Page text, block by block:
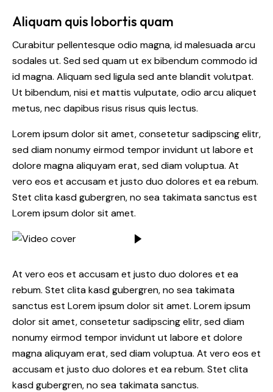
Aliquam quis lobortis quam
Curabitur pellentesque odio magna, id malesuada arcu
sodales ut. Sed sed quam ut ex bibendum commodo id
id magna. Aliquam sed ligula sed ante blandit volutpat.
Ut bibendum, nisi et mattis vulputate, odio arcu aliquet
metus, nec dapibus risus risus quis lectus.
Lorem ipsum dolor sit amet, consetetur sadipscing elitr,
sed diam nonumy eirmod tempor invidunt ut labore et
dolore magna aliquyam erat, sed diam voluptua. At
vero eos et accusam et justo duo dolores et ea rebum.
Stet clita kasd gubergren, no sea takimata sanctus est
Lorem ipsum dolor sit amet.
At vero eos et accusam et justo duo dolores et ea
rebum. Stet clita kasd gubergren, no sea takimata
sanctus est Lorem ipsum dolor sit amet. Lorem ipsum
dolor sit amet, consetetur sadipscing elitr, sed diam
nonumy eirmod tempor invidunt ut labore et dolore
magna aliquyam erat, sed diam voluptua. At vero eos et
accusam et justo duo dolores et ea rebum. Stet clita
kasd gubergren, no sea takimata sanctus.